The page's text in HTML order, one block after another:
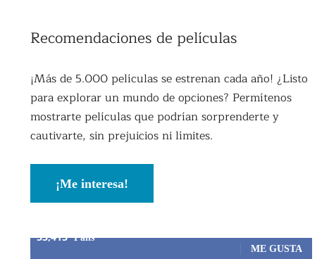
Recomendaciones de películas
¡Más de 5.000 películas se estrenan cada año! ¿Listo
para explorar un mundo de opciones? Permítenos
mostrarte películas que podrían sorprenderte y
cautivarte, sin prejuicios ni límites.
¡Me interesa!
53,413 Fans
ME GUSTA